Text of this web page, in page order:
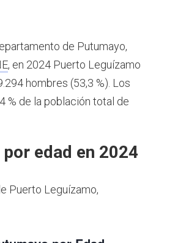
de Putumayo,
, en 2024 Puerto Leguízamo
hombres (53,3 %). Los
% de la población total de
edad en 2024
Puerto Leguízamo,